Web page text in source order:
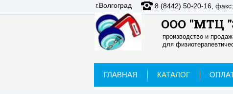
ООО "МТЦ
производство и
для
г.Волгоград 8 (8442) 50-20-16,
ГЛАВНАЯ КАТАЛОГ